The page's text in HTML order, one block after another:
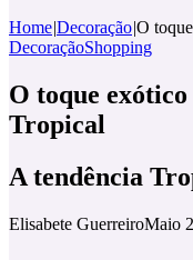
Home|Decoração|O
DecoraçãoShopping
O toque exótico
Tropical
A tendência
Elisabete GuerreiroMaio